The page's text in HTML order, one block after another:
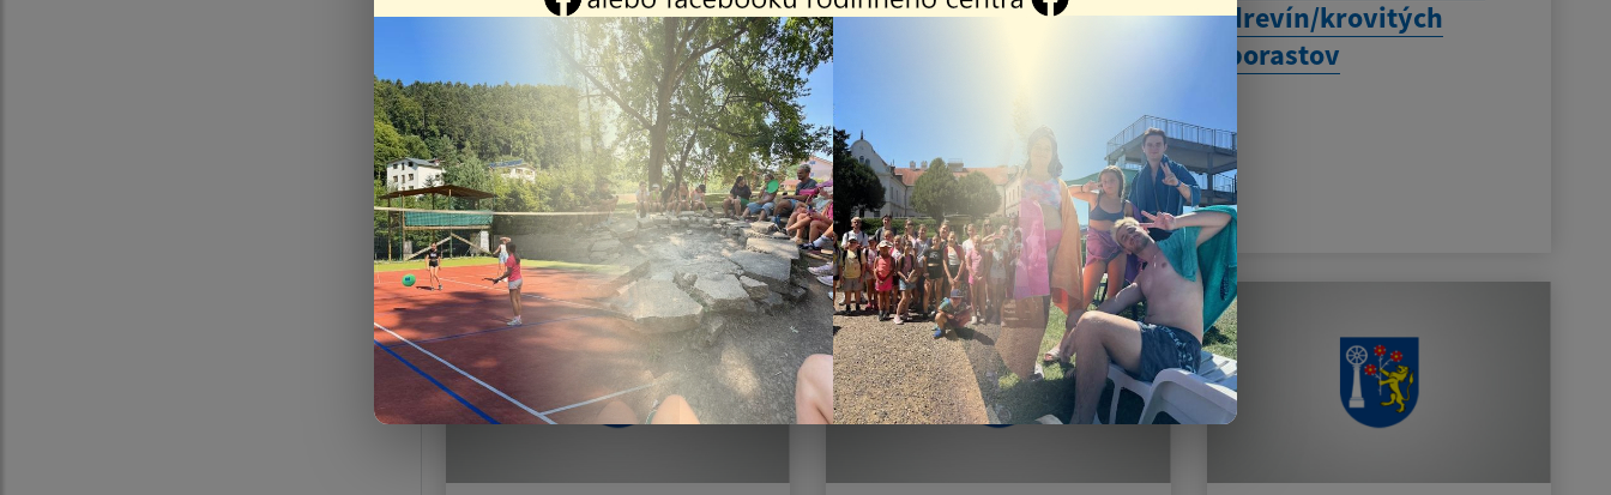
Košice č. 220 o zmene
hranice medzi MČ
Košice-Krásna a MČ
Košice-Nad jazerom v
lokalite na Čechovovej
ulici
Rekonštrukcia
drevín/krovitých
porastov